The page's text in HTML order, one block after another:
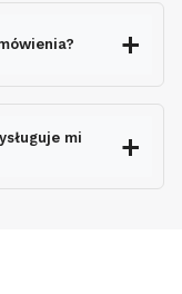
gratis
mi